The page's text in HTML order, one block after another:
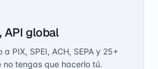
API global
PIX, SPEI, ACH, SEPA y 25+
no tengas que hacerlo tú.